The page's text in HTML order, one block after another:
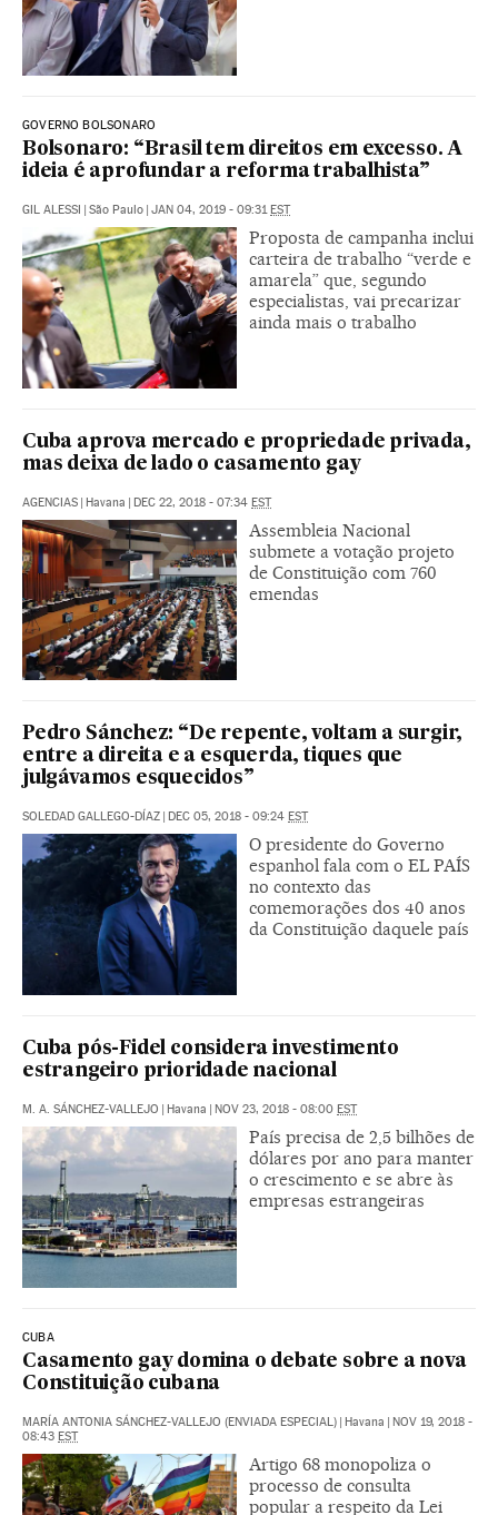
GOVERNO BOLSONARO
Bolsonaro: “Brasil tem direitos em excesso. A
ideia é aprofundar a reforma trabalhista”
GIL ALESSI | São Paulo | JAN 04, 2019 - 09:31 EST
Proposta de campanha inclui
carteira de trabalho “verde e
amarela” que, segundo
especialistas, vai precarizar
ainda mais o trabalho
Cuba aprova mercado e propriedade privada,
mas deixa de lado o casamento gay
AGENCIAS | Havana | DEC 22, 2018 - 07:34 EST
Assembleia Nacional
submete a votação projeto
de Constituição com 760
emendas
Pedro Sánchez: “De repente, voltam a surgir,
entre a direita e a esquerda, tiques que
julgávamos esquecidos”
SOLEDAD GALLEGO-DÍAZ DEC 05, 2018 - 09:24 EST
O presidente do Governo
espanhol fala com o EL PAÍS
no contexto das
comemorações dos 40 anos
da Constituição daquele país
Cuba pós-Fidel considera investimento
estrangeiro prioridade nacional
M. A. SÁNCHEZ-VALLEJO Havana NOV 23, 2018 - 08:00 EST
País precisa de 2,5 bilhões de
dólares por ano para manter
o crescimento e se abre às
empresas estrangeiras
CUBA
Casamento gay domina o debate sobre a nova
Constituição cubana
MARÍA ANTONIA SÁNCHEZ-VALLEJO (ENVIADA ESPECIAL) Havana
NOV 19, 2018 -
08:43 EST
Artigo 68 monopoliza o
processo de consulta
popular a respeito da Lei